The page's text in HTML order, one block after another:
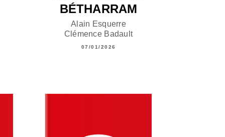
BÉTHARRAM
Alain Esquerre
Clémence Badault
07/01/2026